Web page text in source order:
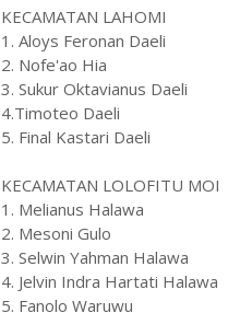
KECAMATAN LAHOMI
1. Aloys Feronan Daeli
2. Nofe'ao Hia
3. Sukur Oktavianus Daeli
4.Timoteo Daeli
5. Final Kastari Daeli
KECAMATAN LOLOFITU MOI
1. Melianus Halawa
2. Mesoni Gulo
3. Selwin Yahman Halawa
4. Jelvin Indra Hartati Halawa
5. Fanolo Waruwu